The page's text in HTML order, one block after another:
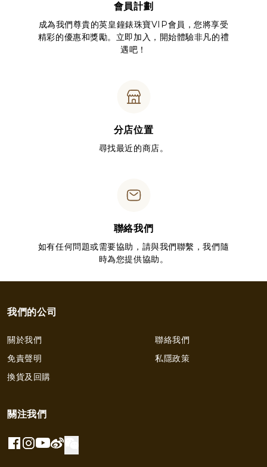
會員計劃
成為我們尊貴的英皇鐘錶珠寶VIP會員，您將享受
精彩的優惠和獎勵。立即加入，開始體驗非凡的禮
遇吧！
分店位置
尋找最近的商店。
聯絡我們
如有任何問題或需要協助，請與我們聯繫，我們隨
時為您提供協助。
我們的公司
關於我們
聯絡我們
免責聲明
私隱政策
換貨及回購
關注我們